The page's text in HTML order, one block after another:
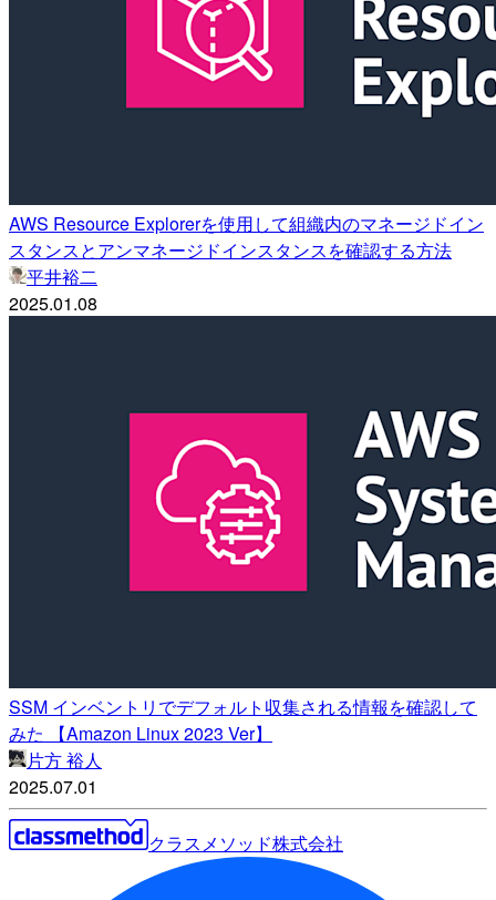
AWS Resource Explorerを使用して組織内のマネージドイン
スタンスとアンマネージドインスタンスを確認する方法
平井裕二
2025.01.08
SSM インベントリでデフォルト収集される情報を確認して
みた 【Amazon Linux 2023 Ver】
片方 裕人
2025.07.01
クラスメソッド株式会社